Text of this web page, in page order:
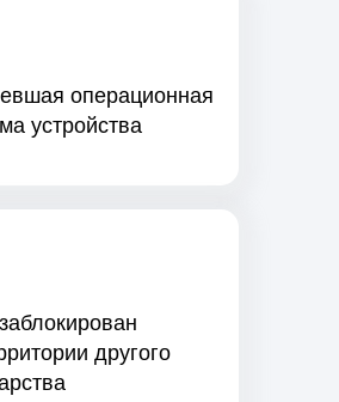
операционная
устройства
другого